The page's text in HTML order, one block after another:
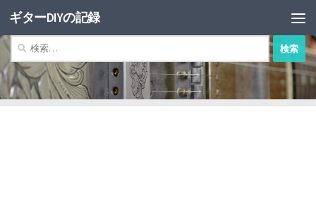
コンテンツへスキップ
ギターDIYの記録
索: